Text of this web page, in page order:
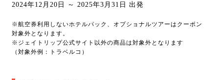
2024年12月20日 ～ 2025年3月31日 出発
※航空券利用しないホテルパック、オプショナルツアーはクーポン
対象外となります。
※ジェイトリップ公式サイト以外の商品は対象外となります
（対象外例：トラベルコ）